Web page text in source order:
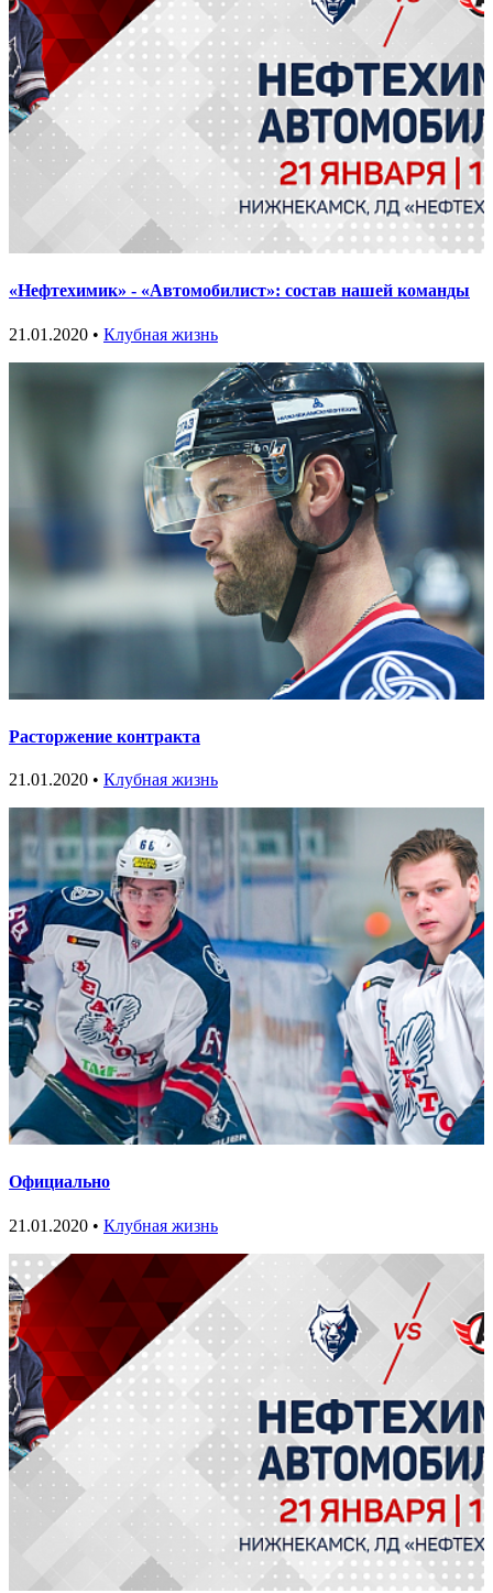
«Нефтехимик» - «Автомобилист»: состав нашей команды
21.01.2020 • Клубная жизнь
Расторжение контракта
21.01.2020 • Клубная жизнь
Официально
21.01.2020 • Клубная жизнь